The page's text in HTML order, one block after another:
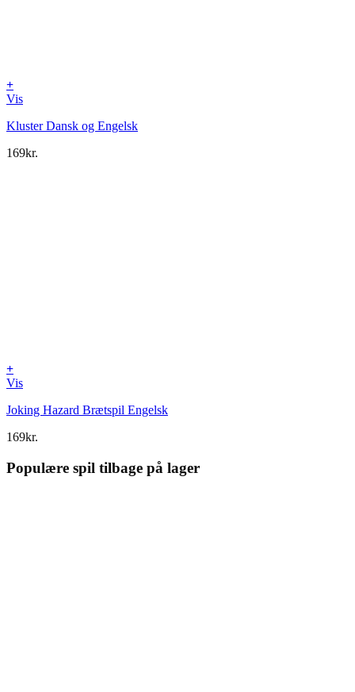
+
Vis
Kluster Dansk og Engelsk
169kr.
+
Vis
Joking Hazard Brætspil Engelsk
169kr.
Populære spil tilbage på lager